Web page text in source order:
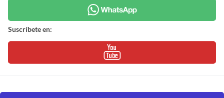
Suscríbete en: